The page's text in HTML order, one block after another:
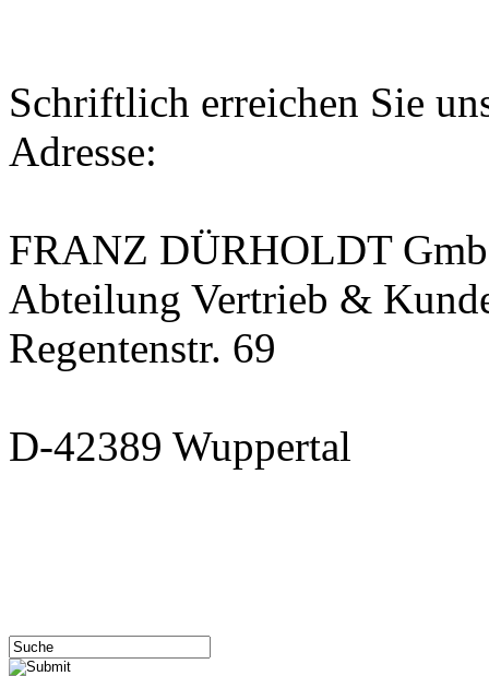
Schriftlich erreichen Sie
Adresse:
FRANZ DÜRHOLDT
Abteilung Vertrieb &
Regentenstr. 69
D-42389 Wuppertal